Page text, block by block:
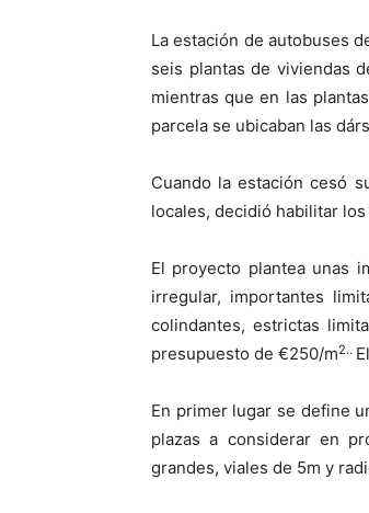
La estación de autobuses
seis plantas de viviendas
mientras que en las
parcela se ubicaban las
Cuando la estación cesó
locales, decidió habilitar
El proyecto plantea unas
irregular, importantes
colindantes, estrictas
presupuesto de €250/m2..
En primer lugar se define
plazas a considerar en
grandes, viales de 5m y